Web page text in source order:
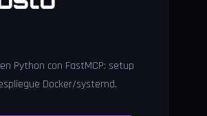
Python con FastMCP: setup
Docker/systemd.